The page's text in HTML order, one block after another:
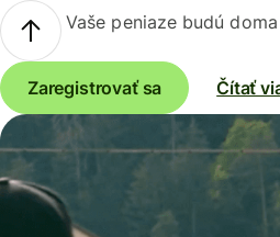
Vaše peniaze budú
Zaregistrovať sa Čítať